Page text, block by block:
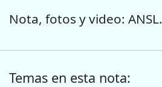
Nota, fotos y video: ANSL.
Temas en esta nota: